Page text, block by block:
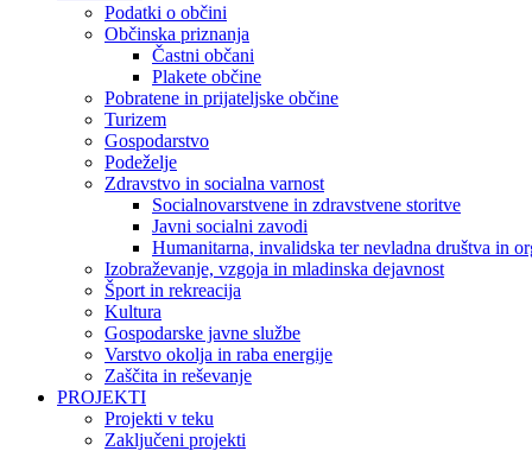
Podatki o občini
Občinska priznanja
Častni občani
Plakete občine
Pobratene in prijateljske občine
Turizem
Gospodarstvo
Podeželje
Zdravstvo in socialna varnost
Socialnovarstvene in zdravstvene storitve
Javni socialni zavodi
Humanitarna, invalidska ter nevladna društva in
Izobraževanje, vzgoja in mladinska dejavnost
Šport in rekreacija
Kultura
Gospodarske javne službe
Varstvo okolja in raba energije
Zaščita in reševanje
PROJEKTI
Projekti v teku
Zaključeni projekti